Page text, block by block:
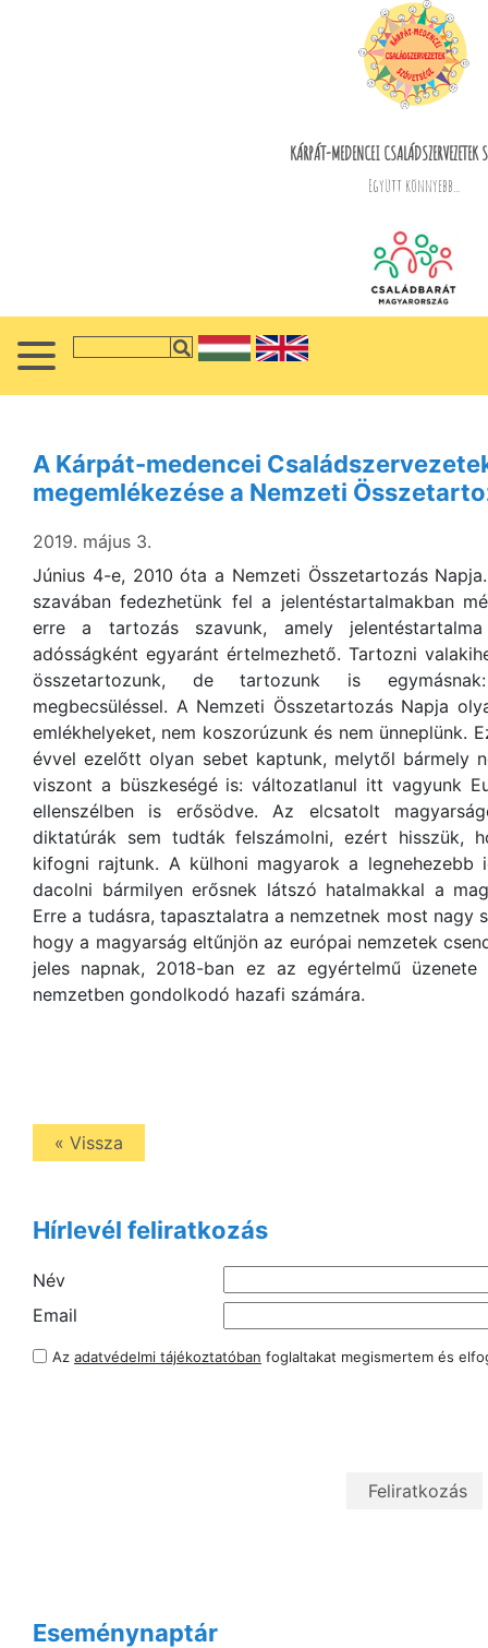
KÁRPÁT-MEDENCEI CSALÁDSZERVEZETEK
Együtt könnyebb...
A Kárpát-medencei
megemlékezése a Nemzeti
2019. május 3.
Június 4-e, 2010 óta a Nemzeti Összetartozás
szavában fedezhetünk fel a jelentéstartalmakban
erre a tartozás szavunk, amely
adósságként egyaránt értelmezhető. Tartozni
összetartozunk, de tartozunk is
megbecsüléssel. A Nemzeti Összetartozás Napja
emlékhelyeket, nem koszorúzunk és nem ünneplünk.
évvel ezelőtt olyan sebet kaptunk, melytől bármely
viszont a büszkeségé is: változatlanul itt vagyunk
ellenszélben is erősödve. Az elcsatolt
diktatúrák sem tudták felszámolni, ezért hisszük,
kifogni rajtunk. A külhoni magyarok a legnehezebb
dacolni bármilyen erősnek látszó hatalmakkal a
Erre a tudásra, tapasztalatra a nemzetnek most nagy
hogy a magyarság eltűnjön az európai nemzetek
jeles napnak, 2018-ban ez az egyértelmű üzenete
nemzetben gondolkodó hazafi számára.
« Vissza
Hírlevél feliratkozás
Név
Email
Az adatvédelmi tájékoztatóban foglaltakat megismertem és
Eseménynaptár